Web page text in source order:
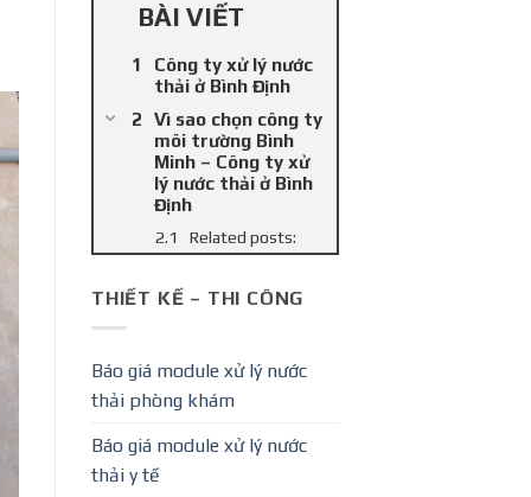
BÀI VIẾT
Công ty xử lý nước
thải ở Bình Định
Vì sao chọn công ty
môi trường Bình
Minh – Công ty xử
lý nước thải ở Bình
Định
Related posts:
THIẾT KẾ – THI CÔNG
Báo giá module xử lý nước
thải phòng khám
Báo giá module xử lý nước
thải y tế